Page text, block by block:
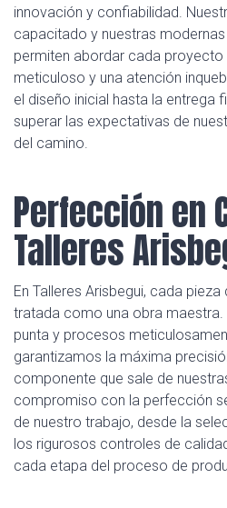
innovación y confiabilidad.
capacitado y nuestras
permiten abordar cada proyecto
meticuloso y una atención
el diseño inicial hasta la entrega
superar las expectativas de
del camino.
Perfección en
Talleres
En Talleres Arisbegui, cada
tratada como una obra
punta y procesos
garantizamos la máxima
componente que sale de
compromiso con la perfección
de nuestro trabajo, desde la
los rigurosos controles de
cada etapa del proceso de